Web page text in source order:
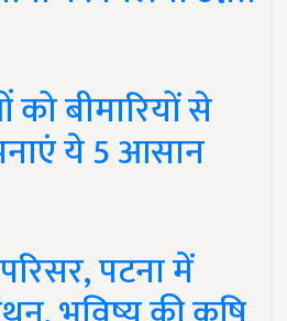
बीमारियों से
ये 5 आसान
पटना में